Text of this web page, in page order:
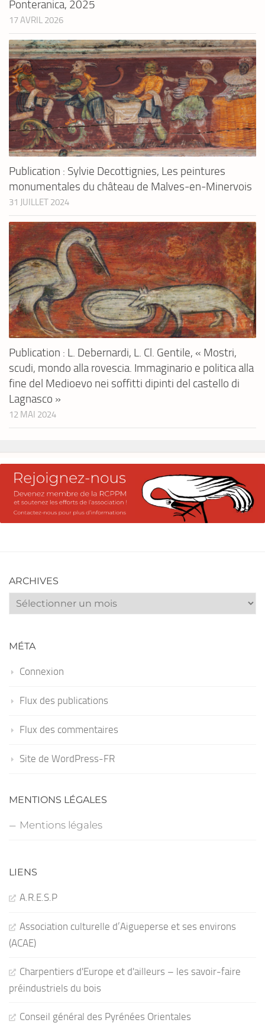
Ponteranica, 2025
17 AVRIL 2026
Publication : Sylvie Decottignies, Les peintures
monumentales du château de Malves-en-Minervois
31 JUILLET 2024
Publication : L. Debernardi, L. Cl. Gentile, « Mostri,
scudi, mondo alla rovescia. Immaginario e politica alla
fine del Medioevo nei soffitti dipinti del castello di
Lagnasco »
12 MAI 2024
ARCHIVES
Archives
MÉTA
Connexion
Flux des publications
Flux des commentaires
Site de WordPress-FR
MENTIONS LÉGALES
Mentions légales
LIENS
A.R.E.S.P
Association culturelle d’Aigueperse et ses environs
(ACAE)
Charpentiers d'Europe et d'ailleurs – les savoir-faire
préindustriels du bois
Conseil général des Pyrénées Orientales